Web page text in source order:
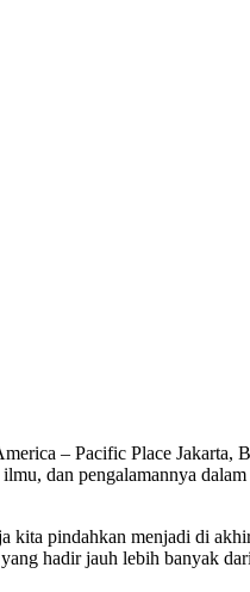
– Pacific Place Jakarta,
dan pengalamannya
kita pindahkan menjadi di
hadir jauh lebih banyak